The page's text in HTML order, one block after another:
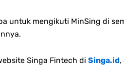
untuk mengikuti MinSing di
Singa Fintech di Singa.id,